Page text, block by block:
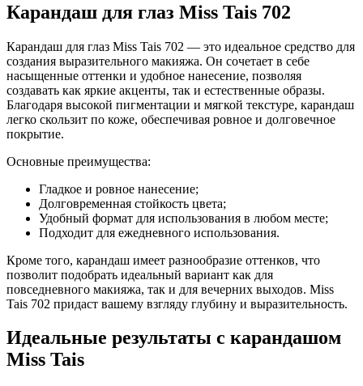
Карандаш для глаз Miss Tais 702
Карандаш для глаз Miss Tais 702 — это идеальное средство для
создания выразительного макияжа. Он сочетает в себе
насыщенные оттенки и удобное нанесение, позволяя
создавать как яркие акценты, так и естественные образы.
Благодаря высокой пигментации и мягкой текстуре, карандаш
легко скользит по коже, обеспечивая ровное и долговечное
покрытие.
Основные преимущества:
Гладкое и ровное нанесение;
Долговременная стойкость цвета;
Удобный формат для использования в любом месте;
Подходит для ежедневного использования.
Кроме того, карандаш имеет разнообразие оттенков, что
позволит подобрать идеальный вариант как для
повседневного макияжа, так и для вечерних выходов. Miss
Tais 702 придаст вашему взгляду глубину и выразительность.
Идеальные результаты с карандашом
Miss Tais